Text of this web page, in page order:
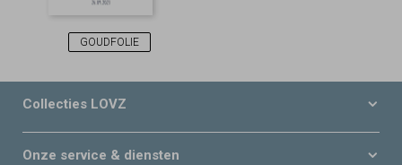
GOUDFOLIE
Collecties LOVZ
Onze service & diensten